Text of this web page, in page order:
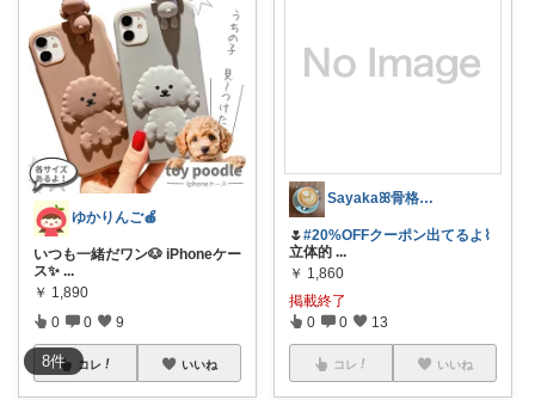
8件
ゆかりんご🍎
いつも一緒だワン🐶 iPhoneケー
ス✨ ...
￥ 1,890
0 0 9
コレ いいね
Sayakaꕤ骨格ウェーブ
🌷#20%OFFクーポン出てるよ⌇
立体的 ...
￥ 1,860
掲載終了
0 0 13
コレ いいね